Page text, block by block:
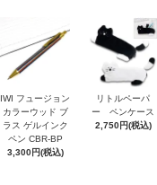
IWI フュージョン
カラーウッド ブ
ラス ゲルインク
ペン CBR-BP
3,300円(税込)
リトルペーパ
ー ペンケース
2,750円(税込)